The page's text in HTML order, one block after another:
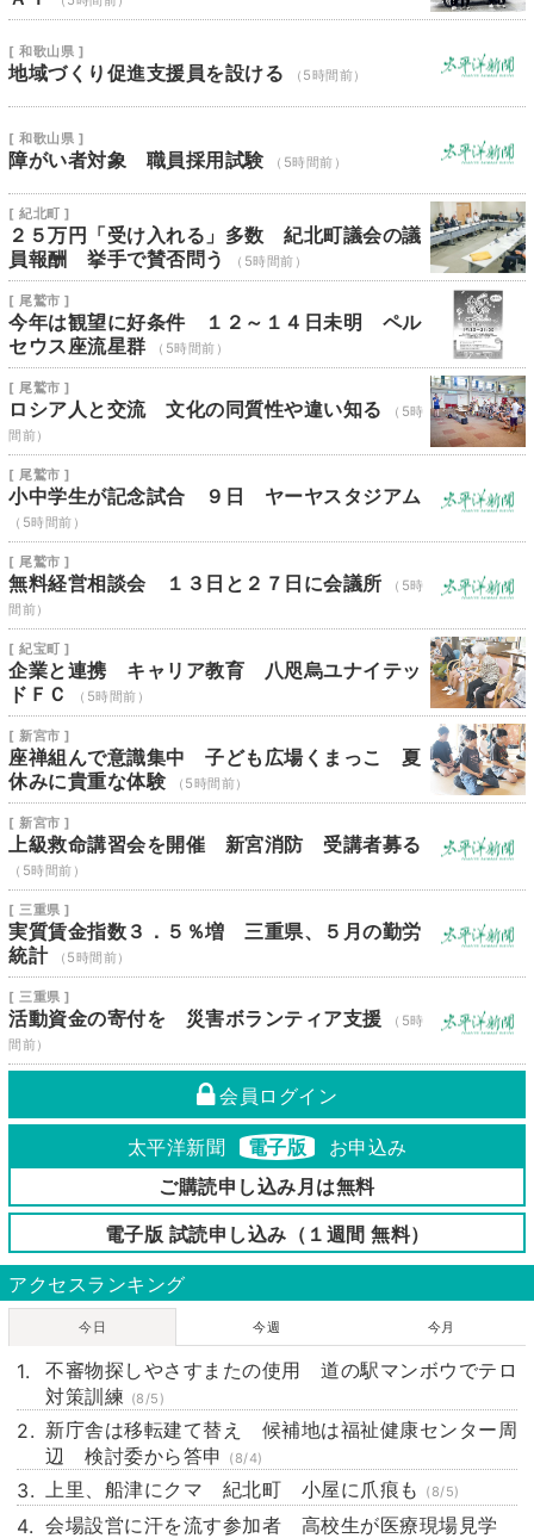
[ 和歌山県 ]
地域づくり促進支援員を設ける （5時間前）
[ 和歌山県 ]
障がい者対象 職員採用試験 （5時間前）
[ 紀北町 ]
２５万円「受け入れる」多数 紀北町議会の議
員報酬 挙手で賛否問う
（5時間前）
[ 尾鷲市 ]
今年は観望に好条件 １２～１４日未明 ペル
セウス座流星群
（5時間前）
[ 尾鷲市 ]
ロシア人と交流 文化の同質性や違い知る
（5時
間前）
[ 尾鷲市 ]
小中学生が記念試合 ９日 ヤーヤスタジアム
（5時間前）
[ 尾鷲市 ]
無料経営相談会 １３日と２７日に会議所
（5時
間前）
[ 紀宝町 ]
企業と連携 キャリア教育 八咫烏ユナイテッ
ドＦＣ
（5時間前）
[ 新宮市 ]
座禅組んで意識集中 子ども広場くまっこ 夏
休みに貴重な体験
（5時間前）
[ 新宮市 ]
上級救命講習会を開催 新宮消防 受講者募る
（5時間前）
[ 三重県 ]
実質賃金指数３．５％増 三重県、５月の勤労
統計
（5時間前）
[ 三重県 ]
活動資金の寄付を 災害ボランティア支援
（5時
間前）
会員ログイン
太平洋新聞 電子版
お申込み
ご購読申し込み月は無料
電子版 試読申し込み（１週間 無料）
アクセスランキング
今日 今週 今月
不審物探しやさすまたの使用 道の駅マンボウでテロ
対策訓練 (8/5)
新庁舎は移転建て替え 候補地は福祉健康センター周
辺 検討委から答申
(8/4)
上里、船津にクマ 紀北町 小屋に爪痕も (8/5)
会場設営に汗を流す参加者 高校生が医療現場見学